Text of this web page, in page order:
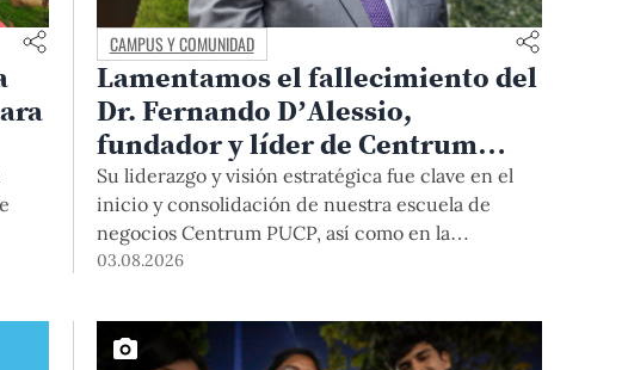
la
la
CAMPUS Y COMUNIDAD
Lamentamos el fallecimiento del
Dr. Fernando D’Alessio,
fundador y líder de Centrum
PUCP
Su liderazgo y visión estratégica fue clave en el
inicio y consolidación de nuestra escuela de
negocios Centrum PUCP, así como en la
formación de profesionales empresariales
Universidad agradece el aporte del vicealmirante
AP (r) Dr. Fernando D'Alessio (1944-2026).
03.08.2026